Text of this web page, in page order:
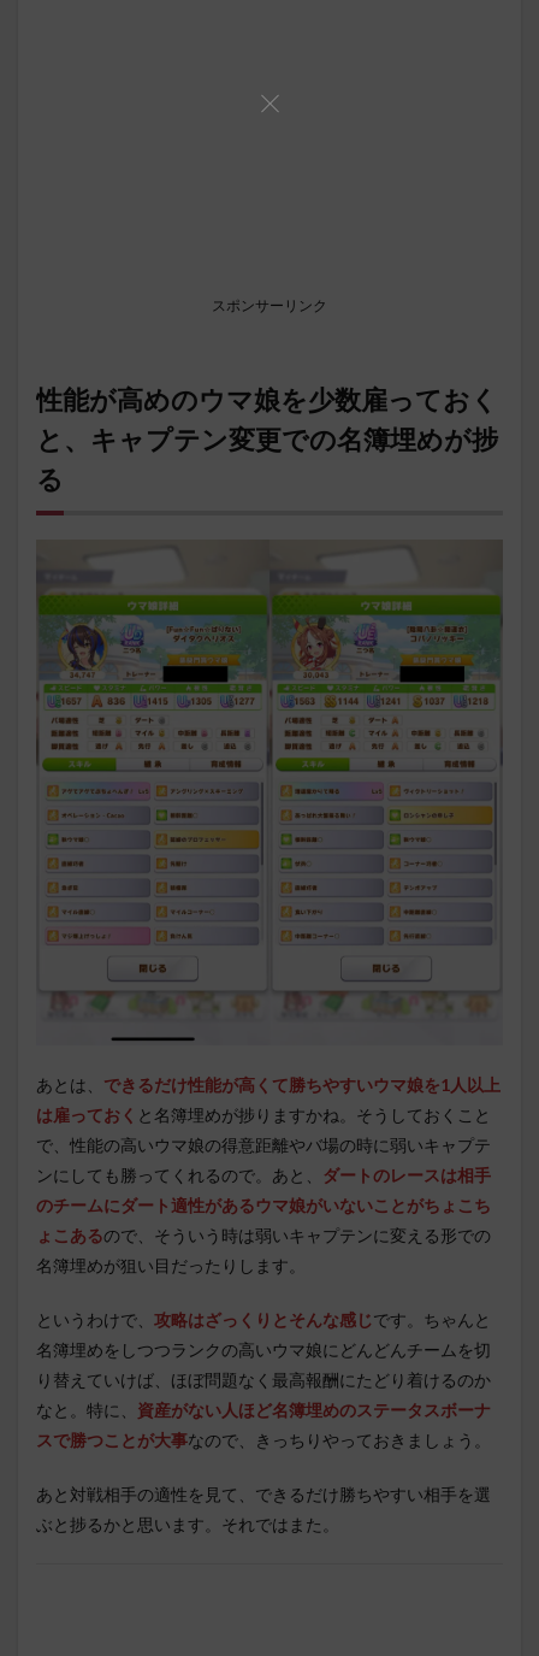
スポンサーリンク
性能が高めのウマ娘を少数雇っておく
と、キャプテン変更での名簿埋めが捗
る
あとは、 できるだけ性能が高くて勝ちやすいウマ娘を1人以上
は雇っておく と名簿埋めが捗りますかね。そうしておくこと
で、性能の高いウマ娘の得意距離やバ場の時に弱いキャプテ
ンにしても勝ってくれるので。あと、 ダートのレースは相手
のチームにダート適性があるウマ娘がいないことがちょこち
ょこあるので、そういう時は弱いキャプテンに変える形での
名簿埋めが狙い目だったりします。
というわけで、 攻略はざっくりとそんな感じです。ちゃんと
名簿埋めをしつつランクの高いウマ娘にどんどんチームを切
り替えていけば、ほぼ問題なく最高報酬にたどり着けるのか
なと。特に、 資産がない人ほど名簿埋めのステータスボーナ
スで勝つことが大事なので、きっちりやっておきましょう。
あと対戦相手の適性を見て、できるだけ勝ちやすい相手を選
ぶと捗るかと思います。それではまた。